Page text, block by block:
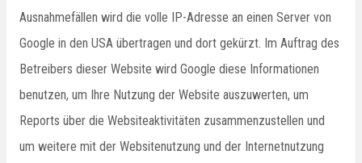
Ausnahmefällen wird die volle IP-Adresse an einen Server von
Google in den USA übertragen und dort gekürzt. Im Auftrag des
Betreibers dieser Website wird Google diese Informationen
benutzen, um Ihre Nutzung der Website auszuwerten, um
Reports über die Websiteaktivitäten zusammenzustellen und
um weitere mit der Websitenutzung und der Internetnutzung